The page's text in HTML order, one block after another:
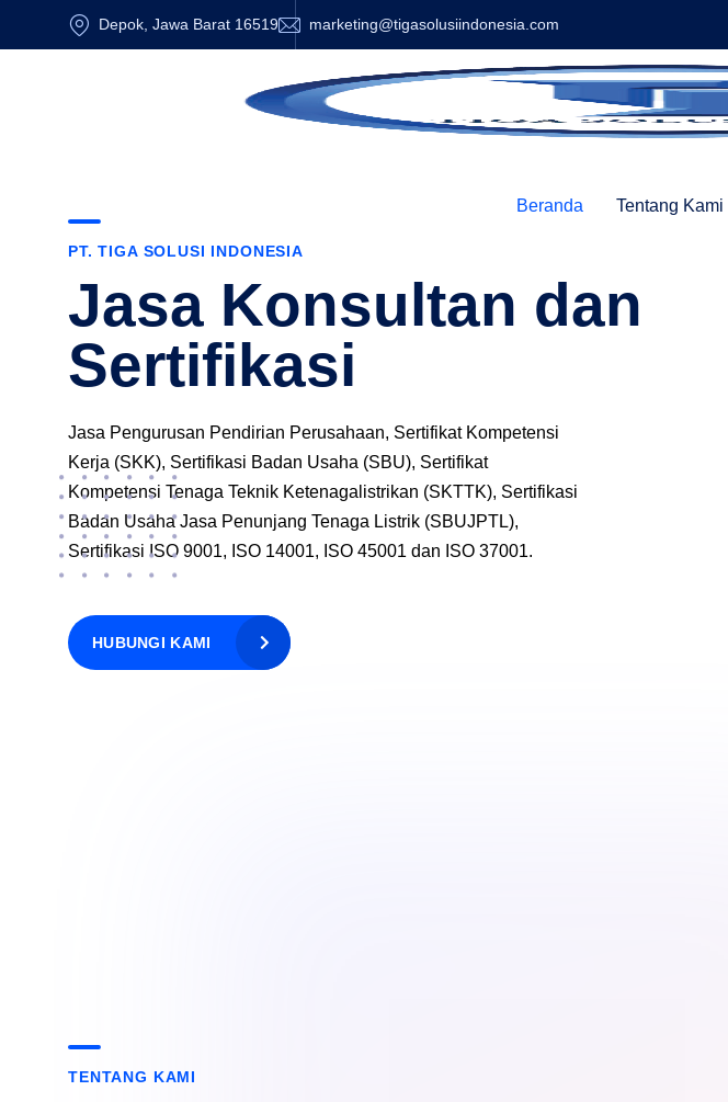
Depok, Jawa Barat 16519 marketing@tigasolusiindonesia.com
Beranda Tentang Kami
PT. TIGA SOLUSI INDONESIA
Jasa Konsultan dan
Sertifikasi
Jasa Pengurusan Pendirian Perusahaan, Sertifikat Kompetensi
Kerja (SKK), Sertifikasi Badan Usaha (SBU), Sertifikat
Kompetensi Tenaga Teknik Ketenagalistrikan (SKTTK), Sertifikasi
Badan Usaha Jasa Penunjang Tenaga Listrik (SBUJPTL),
Sertifikasi ISO 9001, ISO 14001, ISO 45001 dan ISO 37001.
HUBUNGI KAMI
TENTANG KAMI